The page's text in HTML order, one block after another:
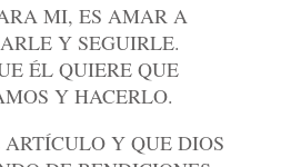
MI, ES AMAR A
Y SEGUIRLE.
ÉL QUIERE QUE
Y HACERLO.
Y QUE DIOS